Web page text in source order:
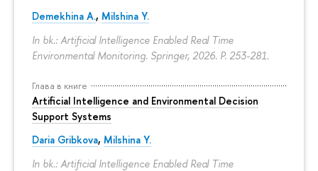
Demekhina A., Milshina Y.
In bk.: Artificial Intelligence Enabled Real Time
Environmental Monitoring. Springer, 2026. P. 253-281.
Глава в книге
Artificial Intelligence and Environmental Decision
Support Systems
Daria Gribkova, Milshina Y.
In bk.: Artificial Intelligence Enabled Real Time